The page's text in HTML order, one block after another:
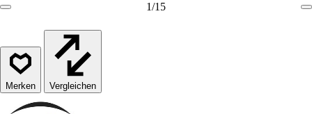
1/15
Vergleichen